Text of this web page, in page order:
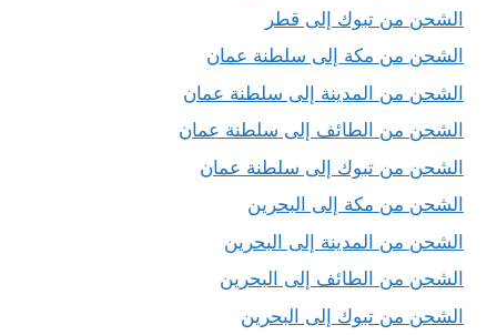
الشحن من تبوك إلى قطر
الشحن من مكة إلى سلطنة عمان
الشحن من المدينة إلى سلطنة عمان
الشحن من الطائف إلى سلطنة عمان
الشحن من تبوك إلى سلطنة عمان
الشحن من مكة إلى البحرين
الشحن من المدينة إلى البحرين
الشحن من الطائف إلى البحرين
الشحن من تبوك إلى البحرين